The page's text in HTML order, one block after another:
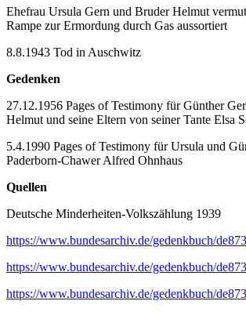
Ehefrau Ursula Gern und Bruder Helmut
Rampe zur Ermordung durch Gas aussortiert
8.8.1943 Tod in Auschwitz
Gedenken
27.12.1956 Pages of Testimony für Günther
Helmut und seine Eltern von seiner Tante Elsa
5.4.1990 Pages of Testimony für Ursula und
Paderborn-Chawer Alfred Ohnhaus
Quellen
Deutsche Minderheiten-Volkszählung 1939
https://www.bundesarchiv.de/gedenkbuch/
https://www.bundesarchiv.de/gedenkbuch/
https://www.bundesarchiv.de/gedenkbuch/